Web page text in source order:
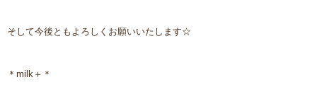
そして今後ともよろしくお願いいたします☆
＊milk＋＊